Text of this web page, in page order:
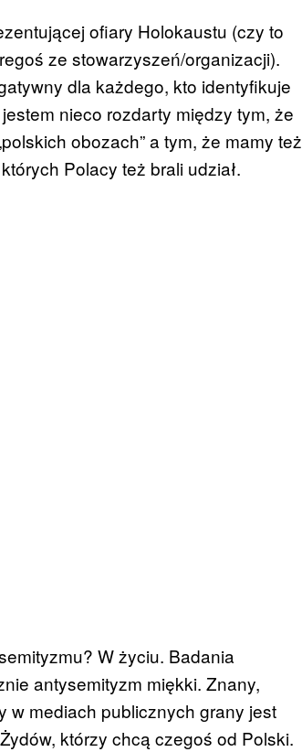
ofiary Holokaustu (czy to
ze stowarzyszeń/organizacji).
dla każdego, kto identyfikuje
nieco rozdarty między tym, że
obozach” a tym, że mamy też
Polacy też brali udział.
W życiu. Badania
antysemityzm miękki. Znany,
w mediach publicznych grany jest
którzy chcą czegoś od Polski.